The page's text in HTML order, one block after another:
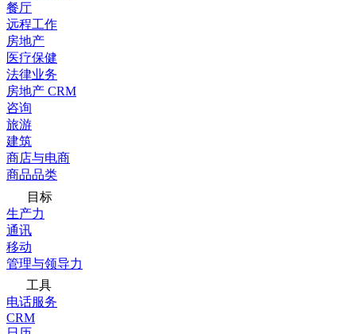
餐厅
远程工作
房地产
医疗保健
法律业务
房地产 CRM
咨询
旅游
建筑
商店与电商
商品品类
目标
生产力
通讯
移动
管理与领导力
工具
电话服务
CRM